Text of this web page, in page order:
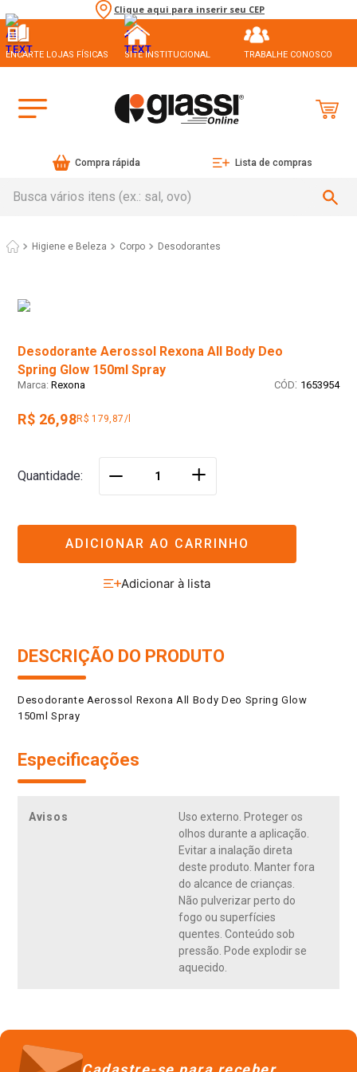
Clique aqui para inserir seu CEP
ENCARTE LOJAS FÍSICAS SITE INSTITUCIONAL TRABALHE CONOSCO
Compra rápida Lista de compras
Higiene e Beleza Corpo Desodorantes
Desodorante Aerossol Rexona All Body Deo
Spring Glow 150ml Spray
Rexona : 1653954
R$ 26,98R$ 179,87/l
Quantidade ＋
ADICIONAR AO CARRINHO
DESCRIÇÃO DO PRODUTO
Desodorante Aerossol Rexona All Body Deo Spring Glow
150ml Spray
Especificações
Avisos
Uso externo. Proteger os
olhos durante a aplicação.
Evitar a inalação direta
deste produto. Manter fora
do alcance de crianças.
Não pulverizar perto do
fogo ou superfícies
quentes. Conteúdo sob
pressão. Pode explodir se
aquecido.